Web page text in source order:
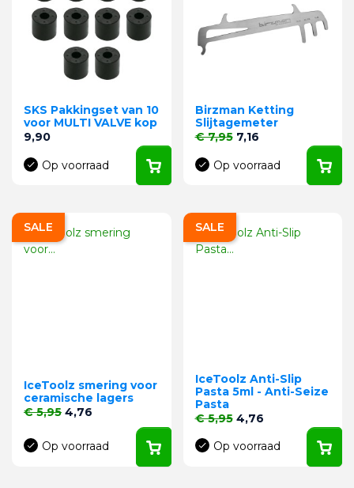
SKS Pakkingset van 10
voor MULTI VALVE kop
Prijs
9,90
Op voorraad
Birzman Ketting
Slijtagemeter
Normale prijs
€ 7,95 Prijs
7,16
Op voorraad
IceToolz smering voor
ceramische lagers
Normale prijs
€ 5,95 Prijs
4,76
Op voorraad
SALE
IceToolz Anti-Slip
Pasta 5ml - Anti-Seize
Pasta
Normale prijs
€ 5,95 Prijs
4,76
Op voorraad
SALE